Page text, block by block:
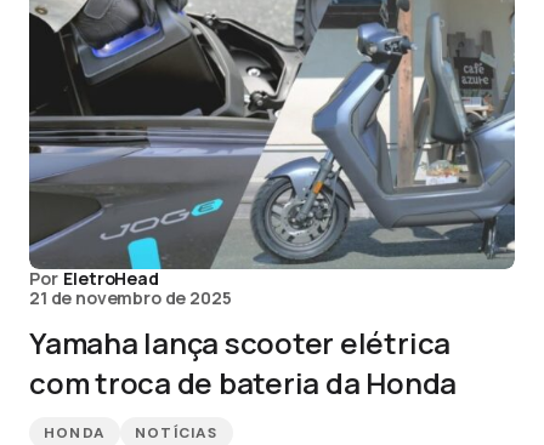
Por EletroHead
21 de novembro de 2025
Yamaha lança scooter elétrica
com troca de bateria da Honda
HONDA NOTÍCIAS